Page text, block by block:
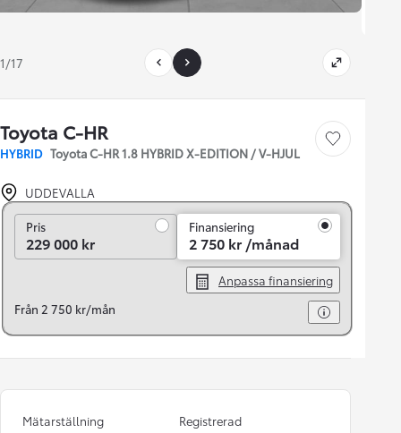
1/17
Toyota C-HR
HYBRID Toyota C-HR 1.8 HYBRID X-EDITION / V-HJUL
Save car
UDDEVALLA
PrisPris
229 000 kr
Finansiering
2 750 kr /månad
Anpassa finansiering
Från 2 750 kr/mån
Mätarställning
Registrerad